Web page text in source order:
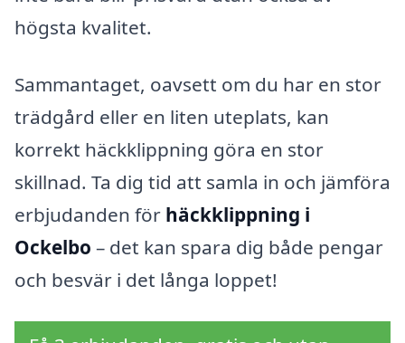
högsta kvalitet.
Sammantaget, oavsett om du har en stor
trädgård eller en liten uteplats, kan
korrekt häckklippning göra en stor
skillnad. Ta dig tid att samla in och jämföra
erbjudanden för häckklippning i
Ockelbo – det kan spara dig både pengar
och besvär i det långa loppet!